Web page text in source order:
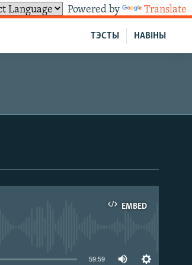
Powered by Translate
НАВІНЫ
ТЭСТЫ
EMBED
59:59